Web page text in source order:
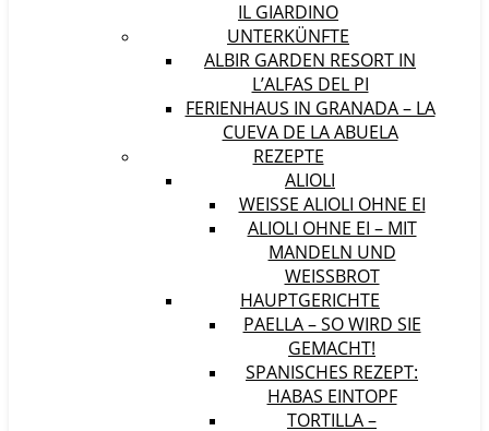
IL GIARDINO
UNTERKÜNFTE
ALBIR GARDEN RESORT IN
L’ALFAS DEL PI
FERIENHAUS IN GRANADA – LA
CUEVA DE LA ABUELA
REZEPTE
ALIOLI
WEISSE ALIOLI OHNE EI
ALIOLI OHNE EI – MIT
MANDELN UND
WEISSBROT
HAUPTGERICHTE
PAELLA – SO WIRD SIE
GEMACHT!
SPANISCHES REZEPT:
HABAS EINTOPF
TORTILLA –